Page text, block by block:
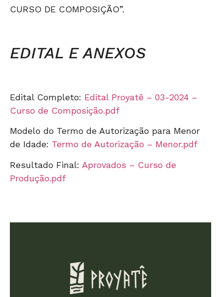
CURSO DE COMPOSIÇÃO”.
EDITAL E ANEXOS
Edital Completo: Edital Proyatê – 03-2024 –
Curso de Composição.pdf
Modelo do Termo de Autorização para Menor
de Idade: Termo de Autorização – Menor.pdf
Resultado Final: Aprovados – Curso de
Produção.pdf